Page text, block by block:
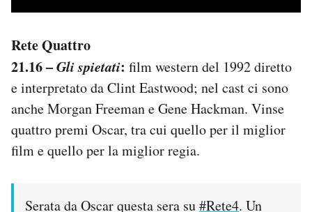
Rete Quattro
21.16 –Gli spietati: film western del 1992 diretto
e interpretato da Clint Eastwood; nel cast ci sono
anche Morgan Freeman e Gene Hackman. Vinse
quattro premi Oscar, tra cui quello per il miglior
film e quello per la miglior regia.
Serata da Oscar questa sera su#Rete4. Un